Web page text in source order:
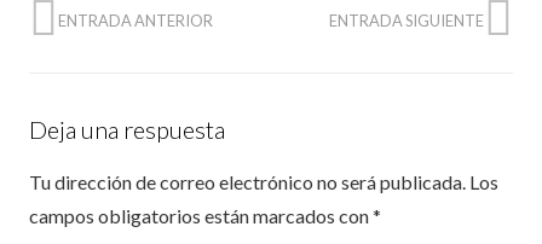
ENTRADA ANTERIOR ENTRADA SIGUIENTE
Deja una respuesta
Tu dirección de correo electrónico no será publicada. Los
campos obligatorios están marcados con*